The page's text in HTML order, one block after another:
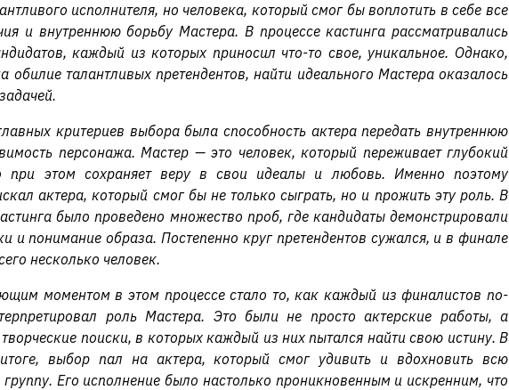
исполнителя, но человека, который смог бы воплотить в себе все
и внутреннюю борьбу Мастера. В процессе кастинга рассматривались
каждый из которых приносил что-то свое, уникальное. Однако,
обилие талантливых претендентов, найти идеального Мастера оказалось
критериев выбора была способность актера передать внутреннюю
персонажа. Мастер — это человек, который переживает глубокий
при этом сохраняет веру в свои идеалы и любовь. Именно поэтому
актера, который смог бы не только сыграть, но и прожить эту роль. В
было проведено множество проб, где кандидаты демонстрировали
и понимание образа. Постепенно круг претендентов сужался, и в финале
несколько человек.
моментом в этом процессе стало то, как каждый из финалистов по-
роль Мастера. Это были не просто актерские работы, а
поиски, в которых каждый из них пытался найти свою истину. В
выбор пал на актера, который смог удивить и вдохновить всю
Его исполнение было настолько проникновенным и искренним, что